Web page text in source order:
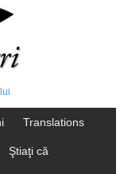
Translations
Ştiaţi că